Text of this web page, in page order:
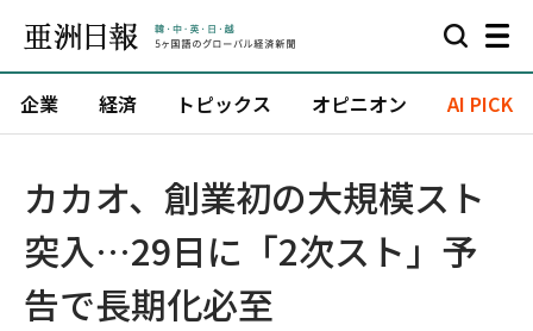
企業 経済 トピックス オピニオン AI PICK
カカオ、創業初の大規模スト
突入…29日に「2次スト」予
告で長期化必至